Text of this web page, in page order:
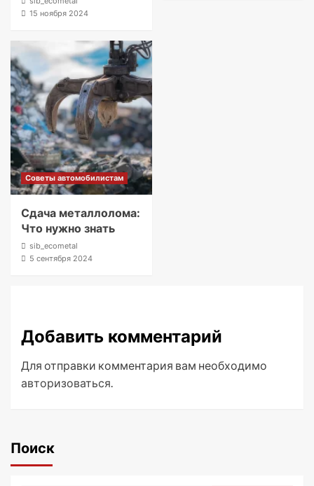
15 ноября 2024
Советы автомобилистам
Сдача металлолома:
Что нужно знать
sib_ecometal
5 сентября 2024
Добавить комментарий
Для отправки комментария вам необходимо
авторизоваться
Поиск